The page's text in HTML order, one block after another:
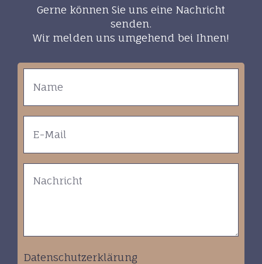
Gerne können Sie uns eine Nachricht
senden.
Wir melden uns umgehend bei Ihnen!
Datenschutzerklärung